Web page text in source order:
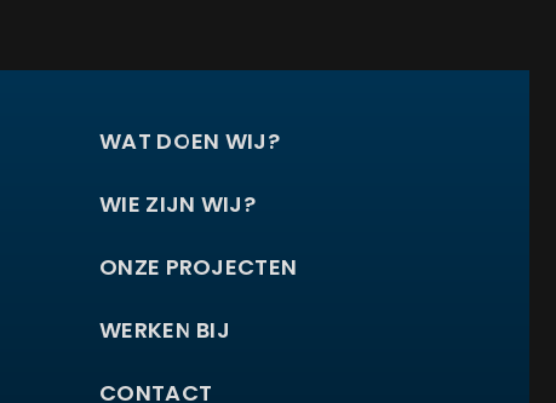
WAT DOEN WIJ?
WIE ZIJN WIJ?
ONZE PROJECTEN
WERKEN BIJ
CONTACT